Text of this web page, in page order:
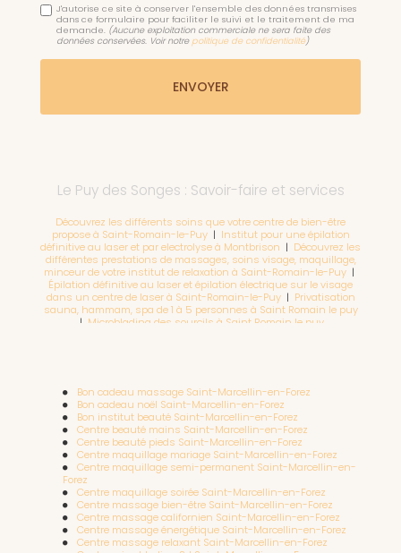
J'autorise ce site à conserver l'ensemble des données transmises
dans ce formulaire pour faciliter le suivi et le traitement de ma
demande. (Aucune exploitation commerciale ne sera faite des
données conservées. Voir notre politique de confidentialité)
Le Puy des Songes : Savoir-faire et services
Découvrez les différents soins que votre centre de bien-être
propose à Saint-Romain-le-Puy| Institut pour une épilation
définitive au laser et par electrolyse à Montbrison | Découvrez les
différentes prestations de massages, soins visage, maquillage,
minceur de votre institut de relaxation à Saint-Romain-le-Puy |
Épilation définitive au laser et épilation électrique sur le visage
dans un centre de laser à Saint-Romain-le-Puy| Privatisation
sauna, hammam, spa de 1 à 5 personnes à Saint Romain le puy
| Microblading des sourcils à Saint Romain le puy
Bon cadeau massage Saint-Marcellin-en-Forez
Bon cadeau noël Saint-Marcellin-en-Forez
Bon institut beauté Saint-Marcellin-en-Forez
Centre beauté mains Saint-Marcellin-en-Forez
Centre beauté pieds Saint-Marcellin-en-Forez
Centre maquillage mariage Saint-Marcellin-en-Forez
Centre maquillage semi-permanent Saint-Marcellin-en-
Forez
Centre maquillage soirée Saint-Marcellin-en-Forez
Centre massage bien-être Saint-Marcellin-en-Forez
Centre massage californien Saint-Marcellin-en-Forez
Centre massage énergétique Saint-Marcellin-en-Forez
Centre massage relaxant Saint-Marcellin-en-Forez